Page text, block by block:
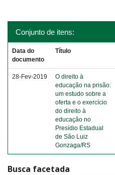
Conjunto de itens:
Data do
documento
Título
28-Fev-2019
O direito à
educação na prisão:
um estudo sobre a
oferta e o exercício
do direito à
educação no
Presídio Estadual
de São Luiz
Gonzaga/RS
Busca facetada